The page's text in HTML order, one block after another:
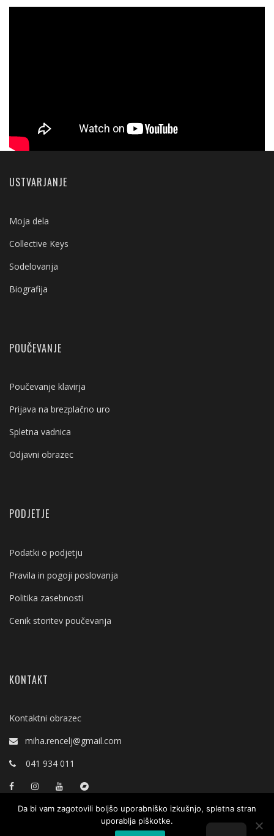
USTVARJANJE
Moja dela
Collective Keys
Sodelovanja
Biografija
POUČEVANJE
Poučevanje klavirja
Prijava na brezplačno uro
Spletna vadnica
Odjavni obrazec
PODJETJE
Podatki o podjetju
Pravila in pogoji poslovanja
Politika zasebnosti
Cenik storitev poučevanja
KONTAKT
Kontaktni obrazec
miha.rencelj@gmail.com
041 934 011
Da bi vam zagotovili boljšo uporabniško izkušnjo, spletna stran
uporablja piškotke.